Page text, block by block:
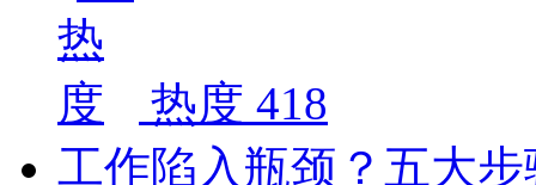
热度 418
工作陷入瓶颈？五大